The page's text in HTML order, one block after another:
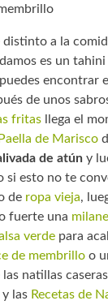
a la
es un tahini
encontrar
de unos
fritasllega el
Paella de Marisco
de atúny
si esto no te
de ropa vieja,
fuerte una
verdepara
de membrilloo
natillas
las Recetas de